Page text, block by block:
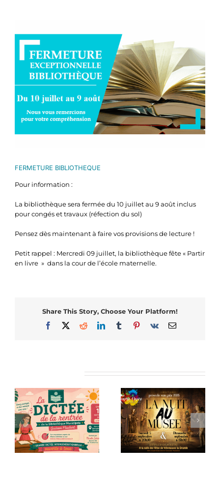
l'image
agrandie
FERMETURE BIBLIOTHEQUE
Pour information :
La bibliothèque sera fermée du 10 juillet au 9 août inclus
pour congés et travaux (réfection du sol)
Pensez dès maintenant à faire vos provisions de lecture !
Petit rappel : Mercredi 09 juillet, la bibliothèque fête « Partir
en livre » dans la cour de l’école maternelle.
Share This Story, Choose Your Platform!
Facebook
X RedditLinkedInTumblrPinterest
Vk Email